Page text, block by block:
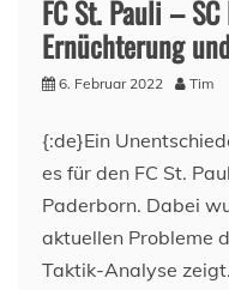
(6.Spieltag,
22/23)
FC St. Pauli –
Ernüchterung
6. Februar 2022 Tim
{:de}Ein
es für den FC St.
Paderborn. Dabei
aktuellen Probleme
Taktik-Analyse